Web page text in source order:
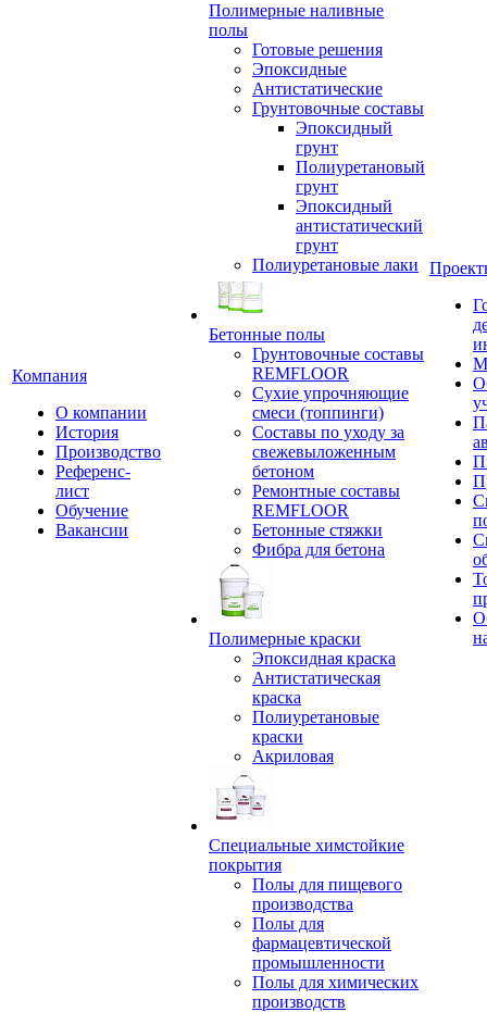
Компания
О компании
История
Производство
Референс-
лист
Обучение
Вакансии
Полимерные наливные
полы
Готовые решения
Эпоксидные
Антистатические
Грунтовочные составы
Эпоксидный
грунт
Полиуретановый
грунт
Эпоксидный
антистатический
грунт
Полиуретановые лаки
Бетонные полы
Грунтовочные составы
REMFLOOR
Сухие упрочняющие
смеси (топпинги)
Составы по уходу за
свежевыложенным
бетоном
Ремонтные составы
REMFLOOR
Бетонные стяжки
Фибра для бетона
Полимерные краски
Эпоксидная краска
Антистатическая
краска
Полиуретановые
краски
Акриловая
Специальные химстойкие
покрытия
Полы для пищевого
производства
Полы для
фармацевтической
промышленности
Полы для химических
производств